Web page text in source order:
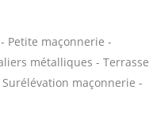
Petite maçonnerie -
métalliques - Terrasse
maçonnerie -